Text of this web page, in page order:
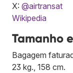
X: @airtransat
Wikipedia
Tamanho
Bagagem
23 kg., 158 cm.